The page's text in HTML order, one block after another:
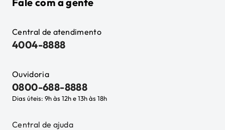
Central de atendimento
4004-8888
Ouvidoria
0800-688-8888
Dias úteis: 9h às 12h e 13h às 18h
Central de ajuda